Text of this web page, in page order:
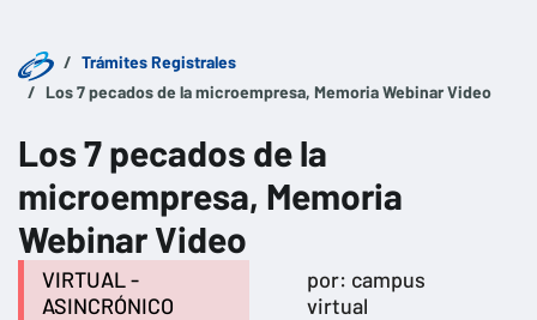
Trámites Registrales
Los 7 pecados de la microempresa, Memoria Webinar Video
Los 7 pecados de la
microempresa, Memoria
Webinar Video
VIRTUAL -
ASINCRÓNICO
por: campus
virtual